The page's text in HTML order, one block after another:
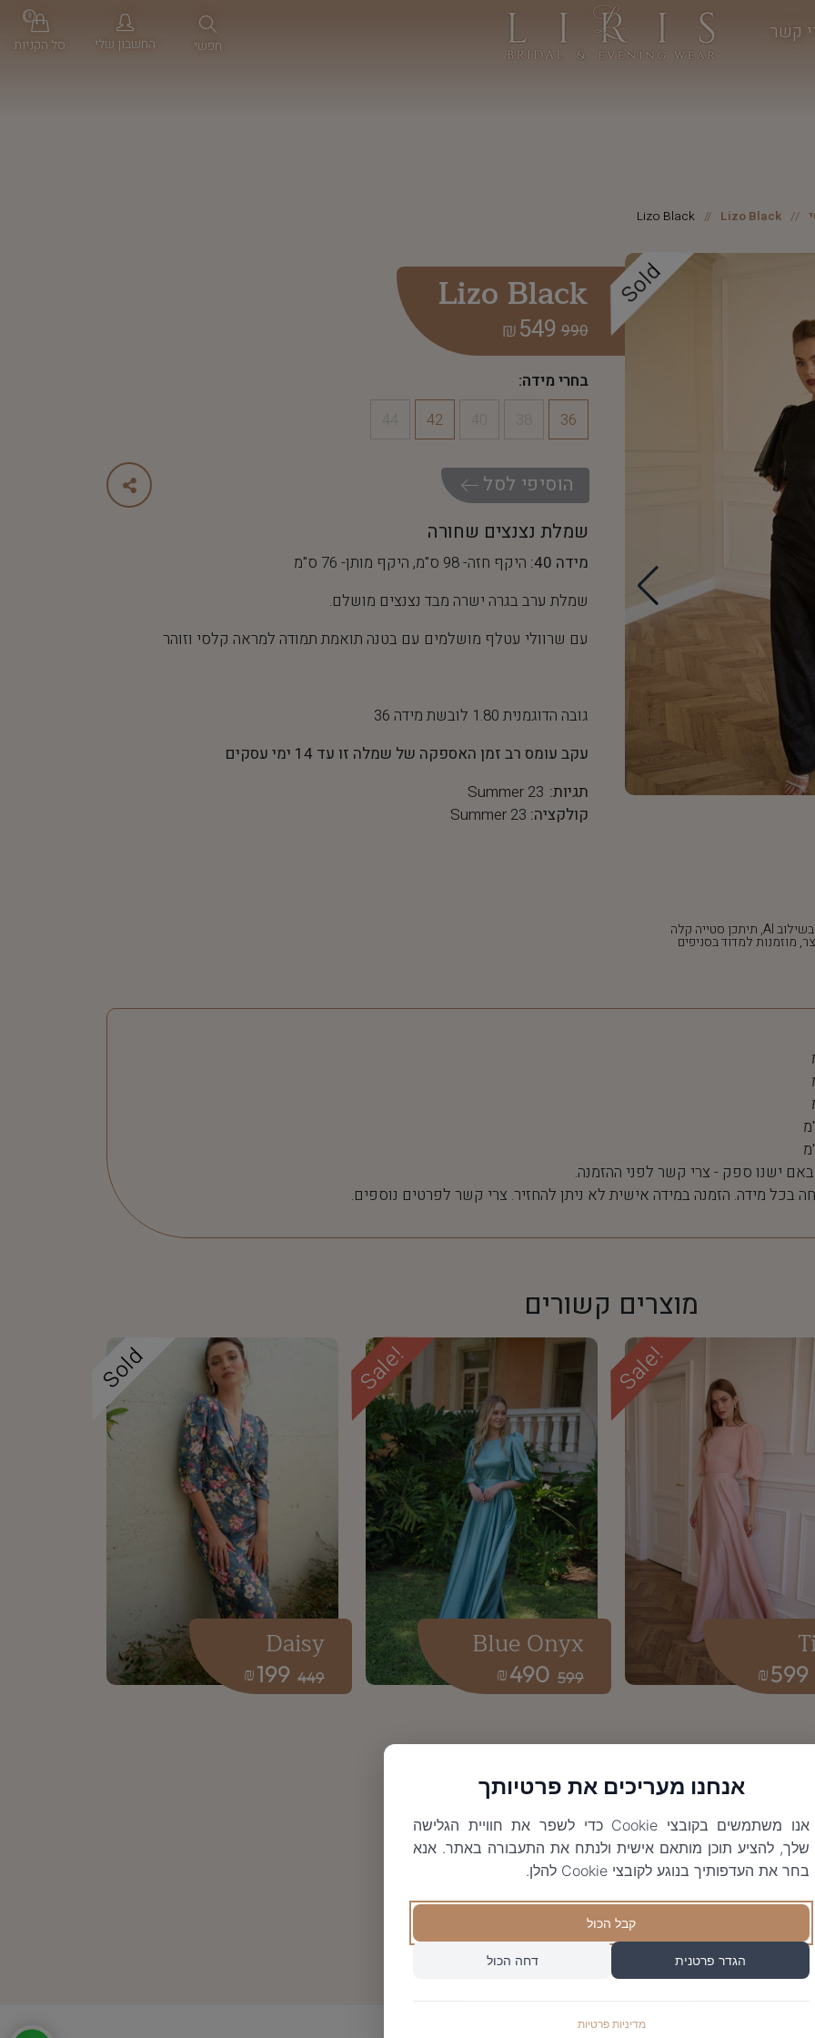
קשר
חפשי החשבון שלי סל הקניות
0
Lizo Black
Lizo Black
Sold
*חלק מהתמונות נוצרו בשילוב AI, תיתכן סטייה קלה
מוזמנות למדוד בסניפים
Lizo Black
990
549
₪
בחרי מידה:
36
42
הוסיפי לסל
שמלת נצנצים שחורה
מידה 40:
היקף חזה- 98 ס"מ, היקף מותן- 76 ס"מ
שמלת ערב בגרה ישרה מבד נצנצים מושלם.
עם שרוולי עטלף מושלמים עם בטנה תואמת תמודה למראה קלסי וזוהר
גובה הדוגמנית 1.80 לובשת מידה 36
עקב עומס רב זמן האספקה של שמלה זו עד 14 ימי עסקים
תגיות: Summer 23
קולקציה: Summer 23
באם ישנו ספק - צרי קשר לפני ההזמנה.
בכל מידה. הזמנה במידה אישית לא ניתן להחזיר. צרי קשר לפרטים נוספים.
מוצרים קשורים
Sale!
599
₪
Sale!
599
490
₪
Blue Onyx
Sold
449
199
₪
Daisy
אנחנו מעריכים את פרטיותך
אנו משתמשים בקובצי Cookie כדי לשפר את חוויית הגלישה
שלך, להציע תוכן מותאם אישית ולנתח את התעבורה באתר. אנא
בחר את העדפותיך בנוגע לקובצי Cookie להלן.
קבל הכול
הגדר פרטנית דחה הכול
מדיניות פרטיות